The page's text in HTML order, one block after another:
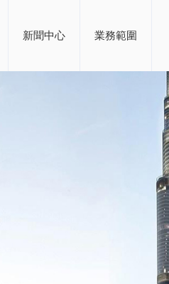
新聞中心 業務範圍